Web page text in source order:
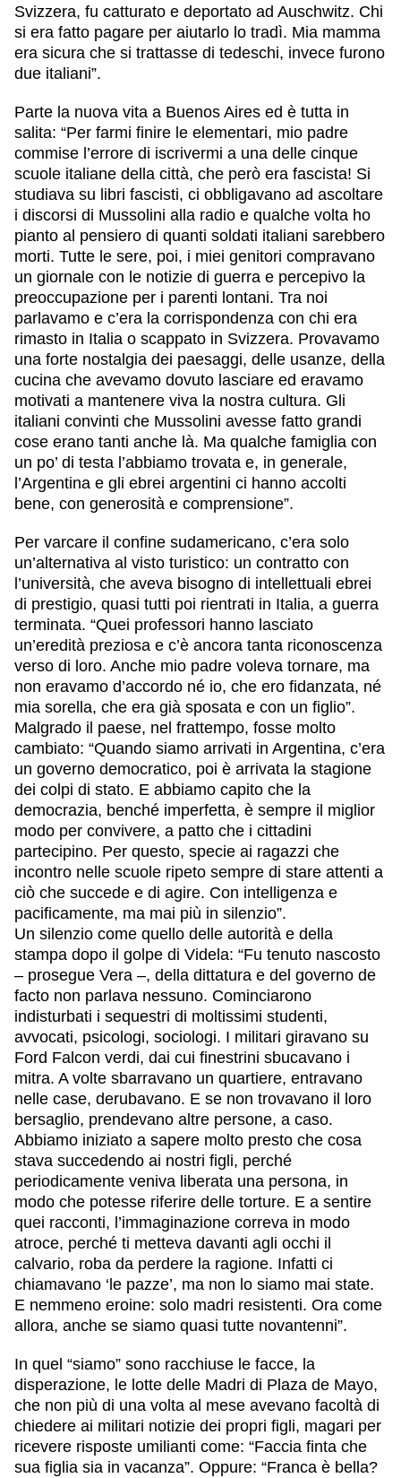
Svizzera, fu catturato e deportato ad Auschwitz. Chi
si era fatto pagare per aiutarlo lo tradì. Mia mamma
era sicura che si trattasse di tedeschi, invece furono
due italiani”.
Parte la nuova vita a Buenos Aires ed è tutta in
salita: “Per farmi finire le elementari, mio padre
commise l’errore di iscrivermi a una delle cinque
scuole italiane della città, che però era fascista! Si
studiava su libri fascisti, ci obbligavano ad ascoltare
i discorsi di Mussolini alla radio e qualche volta ho
pianto al pensiero di quanti soldati italiani sarebbero
morti. Tutte le sere, poi, i miei genitori compravano
un giornale con le notizie di guerra e percepivo la
preoccupazione per i parenti lontani. Tra noi
parlavamo e c’era la corrispondenza con chi era
rimasto in Italia o scappato in Svizzera. Provavamo
una forte nostalgia dei paesaggi, delle usanze, della
cucina che avevamo dovuto lasciare ed eravamo
motivati a mantenere viva la nostra cultura. Gli
italiani convinti che Mussolini avesse fatto grandi
cose erano tanti anche là. Ma qualche famiglia con
un po’ di testa l’abbiamo trovata e, in generale,
l’Argentina e gli ebrei argentini ci hanno accolti
bene, con generosità e comprensione”.
Per varcare il confine sudamericano, c’era solo
un’alternativa al visto turistico: un contratto con
l’università, che aveva bisogno di intellettuali ebrei
di prestigio, quasi tutti poi rientrati in Italia, a guerra
terminata. “Quei professori hanno lasciato
un’eredità preziosa e c’è ancora tanta riconoscenza
verso di loro. Anche mio padre voleva tornare, ma
non eravamo d’accordo né io, che ero fidanzata, né
mia sorella, che era già sposata e con un figlio”.
Malgrado il paese, nel frattempo, fosse molto
cambiato: “Quando siamo arrivati in Argentina, c’era
un governo democratico, poi è arrivata la stagione
dei colpi di stato. E abbiamo capito che la
democrazia, benché imperfetta, è sempre il miglior
modo per convivere, a patto che i cittadini
partecipino. Per questo, specie ai ragazzi che
incontro nelle scuole ripeto sempre di stare attenti a
ciò che succede e di agire. Con intelligenza e
pacificamente, ma mai più in silenzio”.
Un silenzio come quello delle autorità e della
stampa dopo il golpe di Videla: “Fu tenuto nascosto
– prosegue Vera –, della dittatura e del governo de
facto non parlava nessuno. Cominciarono
indisturbati i sequestri di moltissimi studenti,
avvocati, psicologi, sociologi. I militari giravano su
Ford Falcon verdi, dai cui finestrini sbucavano i
mitra. A volte sbarravano un quartiere, entravano
nelle case, derubavano. E se non trovavano il loro
bersaglio, prendevano altre persone, a caso.
Abbiamo iniziato a sapere molto presto che cosa
stava succedendo ai nostri figli, perché
periodicamente veniva liberata una persona, in
modo che potesse riferire delle torture. E a sentire
quei racconti, l’immaginazione correva in modo
atroce, perché ti metteva davanti agli occhi il
calvario, roba da perdere la ragione. Infatti ci
chiamavano ‘le pazze’, ma non lo siamo mai state.
E nemmeno eroine: solo madri resistenti. Ora come
allora, anche se siamo quasi tutte novantenni”.
In quel “siamo” sono racchiuse le facce, la
disperazione, le lotte delle Madri di Plaza de Mayo,
che non più di una volta al mese avevano facoltà di
chiedere ai militari notizie dei propri figli, magari per
ricevere risposte umilianti come: “Faccia finta che
sua figlia sia in vacanza”. Oppure: “Franca è bella?